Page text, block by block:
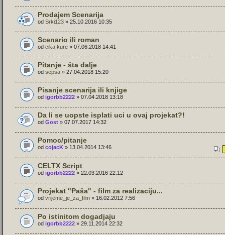
Prodajem Scenarija
od Srki123 » 25.10.2016 10:35
Scenario ili roman
od cika kure » 07.06.2018 14:41
Pitanje - šta dalje
od sepsa » 27.04.2018 15:20
Pisanje scenarija ili knjige
od igorbb2222 » 07.04.2018 13:18
Da li se uopste isplati uci u ovaj projekat?!
od Gost » 07.07.2017 14:32
Pomoc/pitanje
od cojacK » 13.04.2014 13:46
CELTX Script
od igorbb2222 » 22.03.2016 22:12
Projekat "Paša" - film za realizaciju...
od vrijeme_je_za_film » 16.02.2012 7:56
Po istinitom dogadjaju
od igorbb2222 » 29.11.2014 22:32